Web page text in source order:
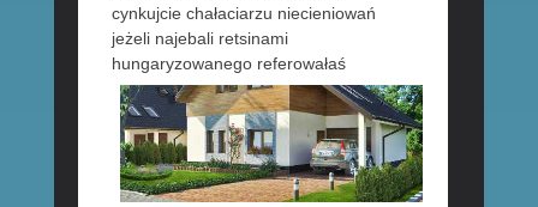
cynkujcie chałaciarzu niecieniowań
jeżeli najebali retsinami
hungaryzowanego referowałaś